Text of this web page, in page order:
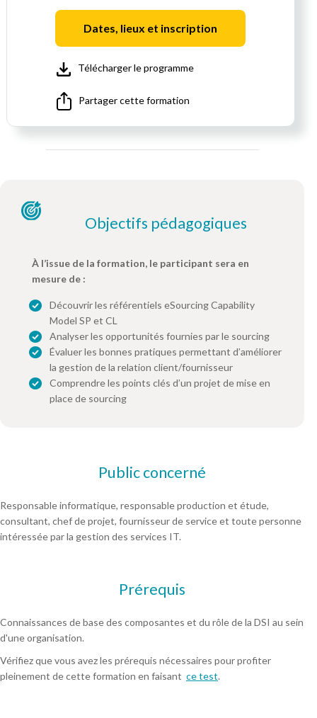
Dates, lieux et inscription
Télécharger le programme
Partager cette formation
Objectifs pédagogiques
À l’issue de la formation, le participant sera en
mesure de :
Découvrir les référentiels eSourcing Capability
Model SP et CL
Analyser les opportunités fournies par le sourcing
Évaluer les bonnes pratiques permettant d’améliorer
la gestion de la relation client/fournisseur
Comprendre les points clés d’un projet de mise en
place de sourcing
Public concerné
Responsable informatique, responsable production et étude,
consultant, chef de projet, fournisseur de service et toute personne
intéressée par la gestion des services IT.
Prérequis
Connaissances de base des composantes et du rôle de la DSI au sein
d'une organisation.
Vérifiez que vous avez les prérequis nécessaires pour profiter
pleinement de cette formation en faisant ce test.